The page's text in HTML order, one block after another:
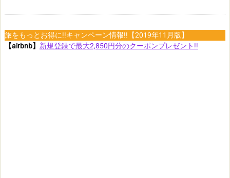
旅をもっとお得に!!キャンペーン情報!!【2019年11月版】
【airbnb】 新規登録で最大2,850円分のクーポンプレゼント!!